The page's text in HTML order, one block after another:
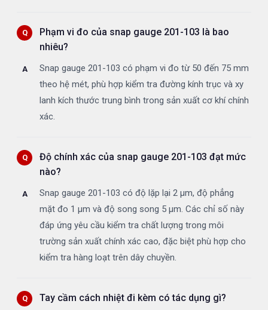
Phạm vi đo của snap gauge 201-103 là bao
nhiêu?
Snap gauge 201-103 có phạm vi đo từ 50 đến 75 mm
theo hệ mét, phù hợp kiểm tra đường kính trục và xy
lanh kích thước trung bình trong sản xuất cơ khí chính
xác.
Độ chính xác của snap gauge 201-103 đạt mức
nào?
Snap gauge 201-103 có độ lặp lại 2 µm, độ phẳng
mặt đo 1 µm và độ song song 5 µm. Các chỉ số này
đáp ứng yêu cầu kiểm tra chất lượng trong môi
trường sản xuất chính xác cao, đặc biệt phù hợp cho
kiểm tra hàng loạt trên dây chuyền.
Tay cầm cách nhiệt đi kèm có tác dụng gì?